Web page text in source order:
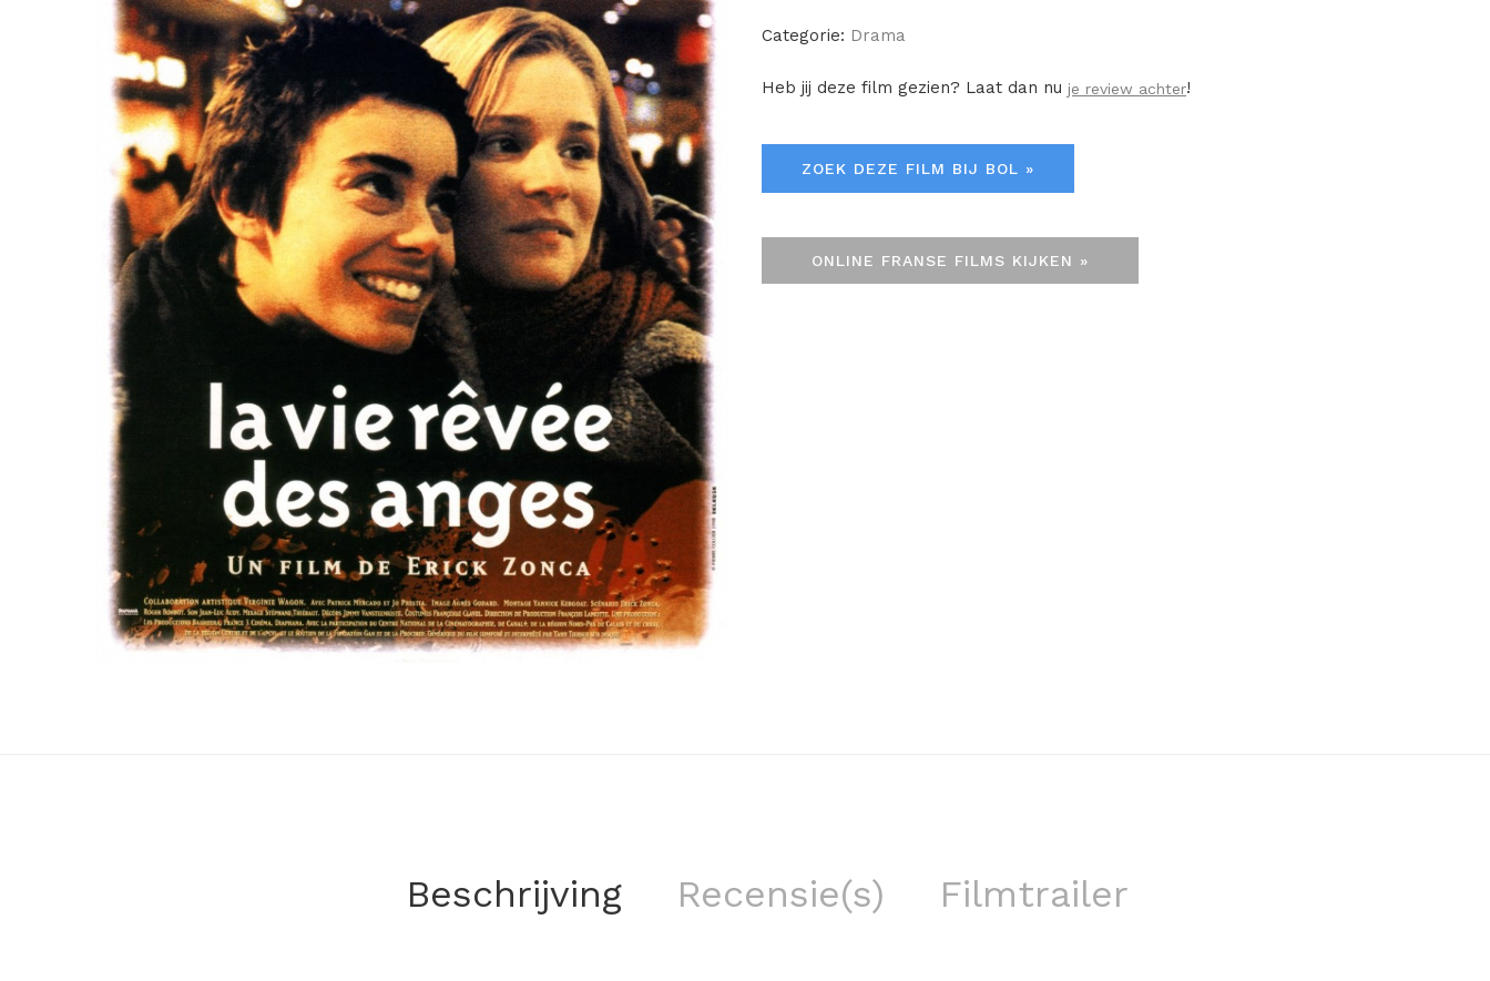
Categorie: Drama
Heb jij deze film gezien? Laat dan nu je review achter!
ZOEK DEZE FILM BIJ BOL »
ONLINE FRANSE FILMS KIJKEN »
Beschrijving Recensie(s) Filmtrailer